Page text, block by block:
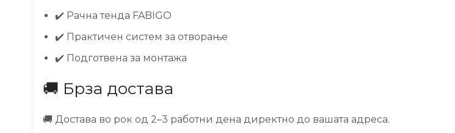
✔️ Рачна тенда FABIGO
✔️ Практичен систем за отворање
✔️ Подготвена за монтажа
🚚 Брза достава
🚚 Достава во рок од 2–3 работни дена директно до вашата адреса.